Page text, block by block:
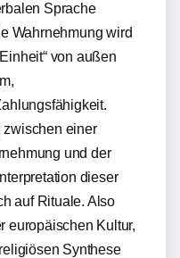
Sprache
Wahrnehmung wird
von außen
zwischen einer
und der
dieser
auf Rituale. Also
europäischen Kultur,
Synthese